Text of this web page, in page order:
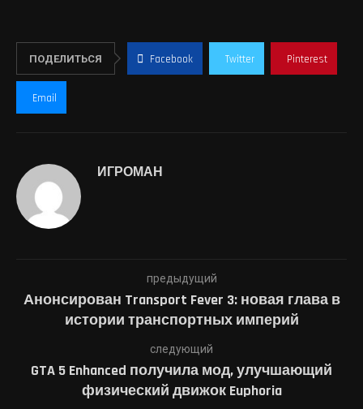
ПОДЕЛИТЬСЯ Facebook Twitter Pinterest
Email
ИГРОМАН
предыдущий
Анонсирован Transport Fever 3: новая глава в
истории транспортных империй
следующий
GTA 5 Enhanced получила мод, улучшающий
физический движок Euphoria